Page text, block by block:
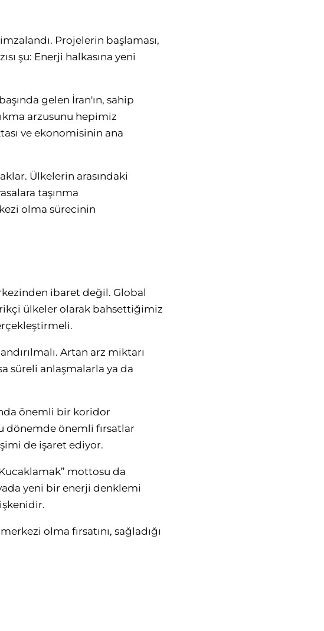
Projelerin başlaması,
şu: Enerji halkasına yeni
gelen İran'ın, sahip
arzusunu hepimiz
ve ekonomisinin ana
Ülkelerin arasındaki
taşınma
olma sürecinin
ibaret değil. Global
ülkeler olarak bahsettiğimiz
Artan arz miktarı
süreli anlaşmalarla ya da
önemli bir koridor
dönemde önemli fırsatlar
de işaret ediyor.
Kucaklamak” mottosu da
yeni bir enerji denklemi
olma fırsatını, sağladığı